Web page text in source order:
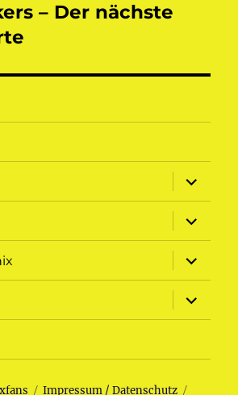
– Der nächste
öffnen
öffnen
öffnen
öffnen
Impressum / Datenschutz